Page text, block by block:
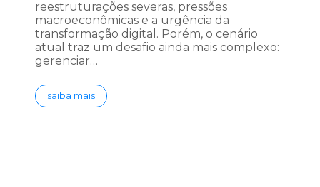
reestruturações severas, pressões
macroeconômicas e a urgência da
transformação digital. Porém, o cenário
atual traz um desafio ainda mais complexo:
gerenciar…
saiba mais